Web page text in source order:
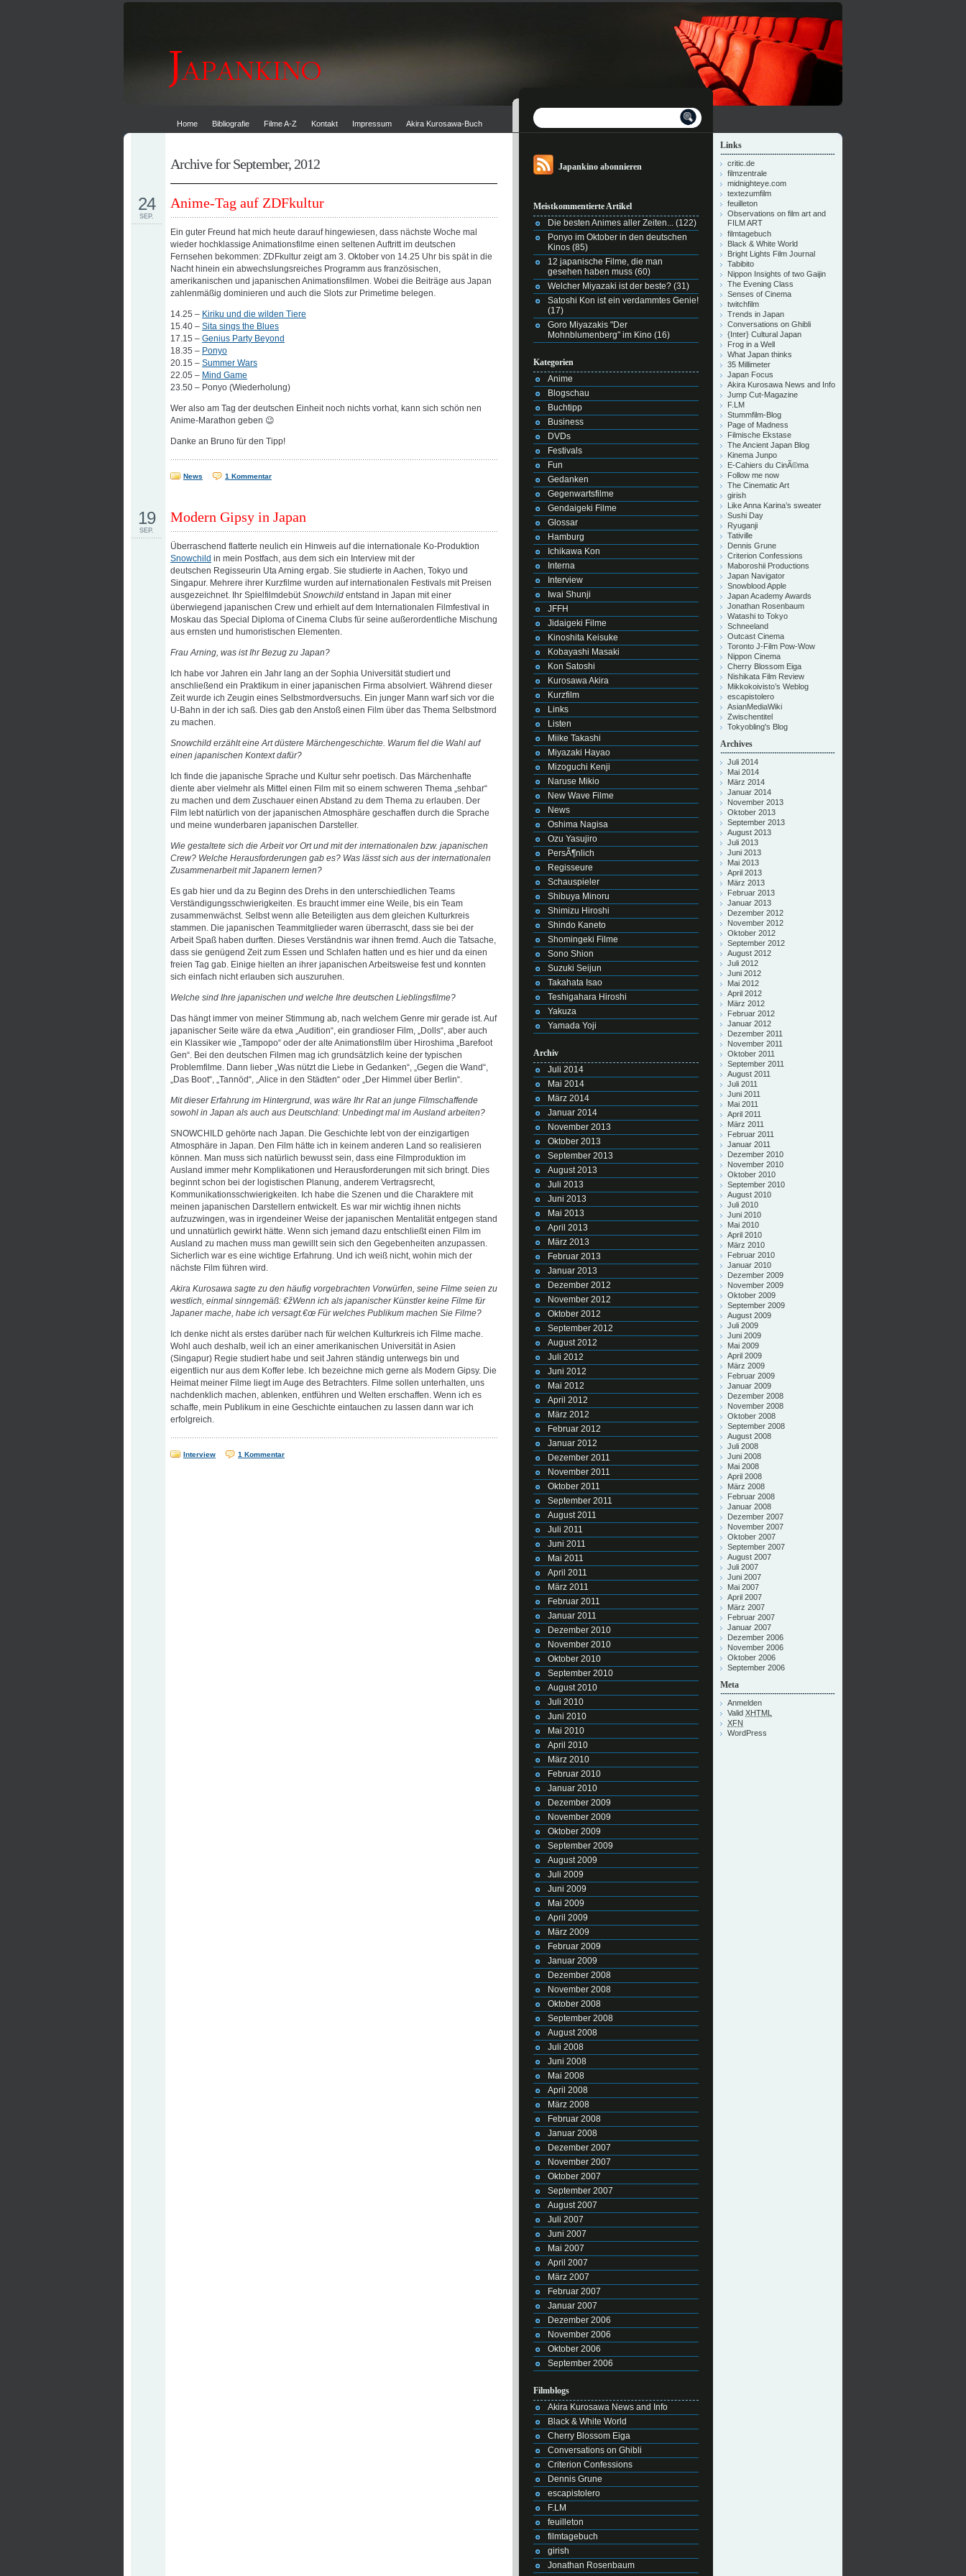
Home Bibliografie Filme A-Z Kontakt Impressum Akira Kurosawa-Buch
Archive for September, 2012
Anime-Tag auf ZDFkultur
24
SEP.
Ein guter Freund hat mich heute darauf hingewiesen, dass nächste Woche mal
wieder hochklassige Animationsfilme einen seltenen Auftritt im deutschen
Fernsehen bekommen: ZDFkultur zeigt am 3. Oktober von 14.25 Uhr bis spät in die
Nacht hinein ein abwechslungsreiches Programm aus französischen,
amerikanischen und japanischen Animationsfilmen. Wobei die Beiträge aus Japan
zahlenmäßig dominieren und auch die Slots zur Primetime belegen.
14.25 – Kiriku und die wilden Tiere
15.40 – Sita sings the Blues
17.15 – Genius Party Beyond
18.35 – Ponyo
20.15 – Summer Wars
22.05 – Mind Game
23.50 – Ponyo (Wiederholung)
Wer also am Tag der deutschen Einheit noch nichts vorhat, kann sich schön nen
Anime-Marathon geben 😉
Danke an Bruno für den Tipp!
News 1 Kommentar
Modern Gipsy in Japan
19
SEP.
Überraschend flatterte neulich ein Hinweis auf die internationale Ko-Produktion
Snowchild in mein Postfach, aus dem sich ein Interview mit der
deutschen Regisseurin Uta Arning ergab. Sie studierte in Aachen, Tokyo und
Singapur. Mehrere ihrer Kurzfilme wurden auf internationalen Festivals mit Preisen
ausgezeichnet. Ihr SpielfilmdebütSnowchild entstand in Japan mit einer
überwiegend japanischen Crew und erhielt auf dem Internationalen Filmfestival in
Moskau das Special Diploma of Cinema Clubs für seine außerordentliche Mischung
aus ernsten und humoristischen Elementen.
Frau Arning, was ist Ihr Bezug zu Japan?
Ich habe vor Jahren ein Jahr lang an der Sophia Universität studiert und
anschließend ein Praktikum in einer japanischen Firma absolviert. Während dieser
Zeit wurde ich Zeugin eines Selbstmordversuchs. Ein junger Mann warf sich vor die
U-Bahn in der ich saß. Dies gab den Anstoß einen Film über das Thema Selbstmord
zu machen.
Snowchild erzählt eine Art düstere Märchengeschichte. Warum fiel die Wahl auf
einen japanischen Kontext dafür?
Ich finde die japanische Sprache und Kultur sehr poetisch. Das Märchenhafte
diente aber vielmehr als Mittel einen Film mit so einem schweren Thema „sehbar“
zu machen und dem Zuschauer einen Abstand zu dem Thema zu erlauben. Der
Film lebt natürlich von der japanischen Atmosphäre geschaffen durch die Sprache
und meine wunderbaren japanischen Darsteller.
Wie gestaltete sich die Arbeit vor Ort und mit der internationalen bzw. japanischen
Crew? Welche Herausforderungen gab es? Was lässt sich aus der internationalen
Zusammenarbeit mit Japanern lernen?
Es gab hier und da zu Beginn des Drehs in den unterschiedlichen Teams
Verständigungsschwierigkeiten. Es braucht immer eine Weile, bis ein Team
zusammenwächst. Selbst wenn alle Beteiligten aus dem gleichen Kulturkreis
stammen. Die japanischen Teammitglieder waren überrascht, dass sie bei der
Arbeit Spaß haben durften. Dieses Verständnis war ihnen fremd. Auch die Tatsache,
dass sie genügend Zeit zum Essen und Schlafen hatten und es hier und da einen
freien Tag gab. Einige hielten an ihrer japanischen Arbeitsweise fest und konnten
sich einfach nicht erlauben sich auszuruhen.
Welche sind Ihre japanischen und welche Ihre deutschen Lieblingsfilme?
Das hängt immer von meiner Stimmung ab, nach welchem Genre mir gerade ist. Auf
japanischer Seite wäre da etwa „Audition“, ein grandioser Film, „Dolls“, aber auch
ein Klassiker wie „Tampopo“ oder der alte Animationsfilm über Hiroshima „Barefoot
Gen“. Bei den deutschen Filmen mag ich grundsätzlich keine der typischen
Problemfilme. Dann lieber „Was nützt die Liebe in Gedanken“, „Gegen die Wand“,
„Das Boot“, „Tannöd“, „Alice in den Städten“ oder „Der Himmel über Berlin“.
Mit dieser Erfahrung im Hintergrund, was wäre Ihr Rat an junge Filmschaffende
sowohl in Japan als auch aus Deutschland: Unbedingt mal im Ausland arbeiten?
SNOWCHILD gehörte nach Japan. Die Geschichte lebt von der einzigartigen
Atmosphäre in Japan. Den Film hätte ich in keinem anderen Land so realisieren
können. Man muss sich natürlich bewusst sein, dass eine Filmproduktion im
Ausland immer mehr Komplikationen und Herausforderungen mit sich bringt. Dies
beginnt schon bei der logistischen Planung, anderem Vertragsrecht,
Kommunikationsschwierigkeiten. Ich habe die Szenen und die Charaktere mit
meinen japanischen Darstellern entwickelt. Es war mir wichtig ihnen nichts
aufzuzwingen, was in irgendeiner Weise der japanischen Mentalität entgegen stand
und unnatürlich gewirkt hätte. Wenn sich jemand dazu entschließt einen Film im
Ausland zu machen muss man gewillt sein sich den Gegebenheiten anzupassen.
Sicherlich war es eine wichtige Erfahrung. Und ich weiß nicht, wohin mich der
nächste Film führen wird.
Akira Kurosawa sagte zu den häufig vorgebrachten Vorwürfen, seine Filme seien zu
westlich, einmal sinngemäß: €žWenn ich als japanischer Künstler keine Filme für
Japaner mache, habe ich versagt.€œ Für welches Publikum machen Sie Filme?
Ich denke nicht als erstes darüber nach für welchen Kulturkreis ich Filme mache.
Wohl auch deshalb, weil ich an einer amerikanischen Universität in Asien
(Singapur) Regie studiert habe und seit Jahren ständig unterwegs bin und
eigentlich nur aus dem Koffer lebe. Ich bezeichne mich gerne als Modern Gipsy. Die
Heimat meiner Filme liegt im Auge des Betrachters. Filme sollen unterhalten, uns
nachdenklich machen, ablenken, entführen und Welten erschaffen. Wenn ich es
schaffe, mein Publikum in eine Geschichte eintauchen zu lassen dann war ich
erfolgreich.
Interview 1 Kommentar
Japankino abonnieren
Meistkommentierte Artikel
Die besten Animes aller Zeiten... (122)
Ponyo im Oktober in den deutschen
Kinos (85)
12 japanische Filme, die man
gesehen haben muss (60)
Welcher Miyazaki ist der beste? (31)
Satoshi Kon ist ein verdammtes Genie!
(17)
Goro Miyazakis "Der
Mohnblumenberg" im Kino (16)
Kategorien
Anime
Blogschau
Buchtipp
Business
DVDs
Festivals
Fun
Gedanken
Gegenwartsfilme
Gendaigeki Filme
Glossar
Hamburg
Ichikawa Kon
Interna
Interview
Iwai Shunji
JFFH
Jidaigeki Filme
Kinoshita Keisuke
Kobayashi Masaki
Kon Satoshi
Kurosawa Akira
Kurzfilm
Links
Listen
Miike Takashi
Miyazaki Hayao
Mizoguchi Kenji
Naruse Mikio
New Wave Filme
News
Oshima Nagisa
Ozu Yasujiro
PersÃ¶nlich
Regisseure
Schauspieler
Shibuya Minoru
Shimizu Hiroshi
Shindo Kaneto
Shomingeki Filme
Sono Shion
Suzuki Seijun
Takahata Isao
Teshigahara Hiroshi
Yakuza
Yamada Yoji
Archiv
Juli 2014
Mai 2014
März 2014
Januar 2014
November 2013
Oktober 2013
September 2013
August 2013
Juli 2013
Juni 2013
Mai 2013
April 2013
März 2013
Februar 2013
Januar 2013
Dezember 2012
November 2012
Oktober 2012
September 2012
August 2012
Juli 2012
Juni 2012
Mai 2012
April 2012
März 2012
Februar 2012
Januar 2012
Dezember 2011
November 2011
Oktober 2011
September 2011
August 2011
Juli 2011
Juni 2011
Mai 2011
April 2011
März 2011
Februar 2011
Januar 2011
Dezember 2010
November 2010
Oktober 2010
September 2010
August 2010
Juli 2010
Juni 2010
Mai 2010
April 2010
März 2010
Februar 2010
Januar 2010
Dezember 2009
November 2009
Oktober 2009
September 2009
August 2009
Juli 2009
Juni 2009
Mai 2009
April 2009
März 2009
Februar 2009
Januar 2009
Dezember 2008
November 2008
Oktober 2008
September 2008
August 2008
Juli 2008
Juni 2008
Mai 2008
April 2008
März 2008
Februar 2008
Januar 2008
Dezember 2007
November 2007
Oktober 2007
September 2007
August 2007
Juli 2007
Juni 2007
Mai 2007
April 2007
März 2007
Februar 2007
Januar 2007
Dezember 2006
November 2006
Oktober 2006
September 2006
Filmblogs
Akira Kurosawa News and Info
Black & White World
Cherry Blossom Eiga
Conversations on Ghibli
Criterion Confessions
Dennis Grune
escapistolero
F.LM
feuilleton
filmtagebuch
girish
Jonathan Rosenbaum
Links
critic.de
filmzentrale
midnighteye.com
textezumfilm
feuilleton
Observations on film art and
FILM ART
filmtagebuch
Black & White World
Bright Lights Film Journal
Tabibito
Nippon Insights of two Gaijin
The Evening Class
Senses of Cinema
twitchfilm
Trends in Japan
Conversations on Ghibli
{Inter} Cultural Japan
Frog in a Well
What Japan thinks
35 Millimeter
Japan Focus
Akira Kurosawa News and Info
Jump Cut-Magazine
F.LM
Stummfilm-Blog
Page of Madness
Filmische Ekstase
The Ancient Japan Blog
Kinema Junpo
E-Cahiers du CinÃ©ma
Follow me now
The Cinematic Art
girish
Like Anna Karina’s sweater
Sushi Day
Ryuganji
Tativille
Dennis Grune
Criterion Confessions
Maboroshii Productions
Japan Navigator
Snowblood Apple
Japan Academy Awards
Jonathan Rosenbaum
Watashi to Tokyo
Schneeland
Outcast Cinema
Toronto J-Film Pow-Wow
Nippon Cinema
Cherry Blossom Eiga
Nishikata Film Review
Mikkokoivisto’s Weblog
escapistolero
AsianMediaWiki
Zwischentitel
Tokyobling's Blog
Archives
Juli 2014
Mai 2014
März 2014
Januar 2014
November 2013
Oktober 2013
September 2013
August 2013
Juli 2013
Juni 2013
Mai 2013
April 2013
März 2013
Februar 2013
Januar 2013
Dezember 2012
November 2012
Oktober 2012
September 2012
August 2012
Juli 2012
Juni 2012
Mai 2012
April 2012
März 2012
Februar 2012
Januar 2012
Dezember 2011
November 2011
Oktober 2011
September 2011
August 2011
Juli 2011
Juni 2011
Mai 2011
April 2011
März 2011
Februar 2011
Januar 2011
Dezember 2010
November 2010
Oktober 2010
September 2010
August 2010
Juli 2010
Juni 2010
Mai 2010
April 2010
März 2010
Februar 2010
Januar 2010
Dezember 2009
November 2009
Oktober 2009
September 2009
August 2009
Juli 2009
Juni 2009
Mai 2009
April 2009
März 2009
Februar 2009
Januar 2009
Dezember 2008
November 2008
Oktober 2008
September 2008
August 2008
Juli 2008
Juni 2008
Mai 2008
April 2008
März 2008
Februar 2008
Januar 2008
Dezember 2007
November 2007
Oktober 2007
September 2007
August 2007
Juli 2007
Juni 2007
Mai 2007
April 2007
März 2007
Februar 2007
Januar 2007
Dezember 2006
November 2006
Oktober 2006
September 2006
Meta
Anmelden
Valid XHTML
XFN
WordPress